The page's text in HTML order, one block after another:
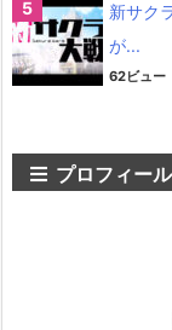
新サク
が...
62ビュー
プロフィール